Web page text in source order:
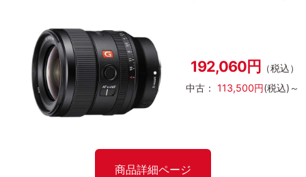
192,060円 （税込）
中古： 113,500円(税込)～
商品詳細ページ